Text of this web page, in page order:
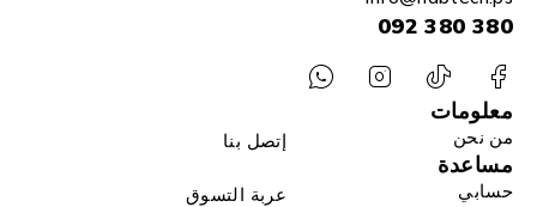
380 380 092
معلومات
من نحن إتصل بنا
مساعدة
حسابي
عربة التسوق